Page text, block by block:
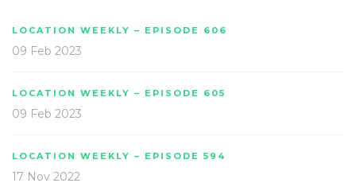
LOCATION WEEKLY – EPISODE 606
09 Feb 2023
LOCATION WEEKLY – EPISODE 605
09 Feb 2023
LOCATION WEEKLY – EPISODE 594
17 Nov 2022